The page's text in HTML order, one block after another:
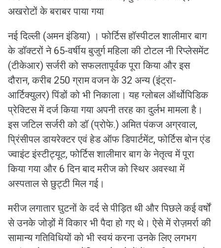
अखरोटों के बराबर पाया गया
नई दिल्ली (अमन इंडिया) । फोर्टिस हॉस्पीटल शालीमार बाग
के डॉक्टरों ने 65-वर्षीय बुजुर्ग महिला की टोटल नी रिप्लेसमेंट
(टीकेआर) सर्जरी को सफलतापूर्वक पूरा किया और इस
दौरान, करीब 250 ग्राम वजन के 32 अन्य (इंट्रा-
आर्टिक्युलर) पिंडों को भी निकाला। यह ग्लोबल ऑर्थोपिडिक
प्रेक्टिस में दर्ज किया गया अपनी तरह का दुर्लभ मामला है।
इस जटिल सर्जरी को डॉ (प्रोफे.) अमित पंकज अग्रवाल,
प्रिंसीपल डायरेक्टर एवं हेड ऑफ डिपार्टमेंट, फोर्टिस बोन एंड
ज्वाइंट इंस्टीट्यूट, फोर्टिस शालीमार बाग के नेतृत्व में पूरा
किया गया और 6 दिन बाद मरीज को स्थिर अवस्था में
अस्पताल से छुट्टी मिल गई।
मरीज लगातार घुटनों के दर्द से पीड़ित थी और पिछले कई वर्षों
से उनके जोड़ों में विकार भी पैदा हो गए थे। ऐसे में रोज़मर्रा की
सामान्य गतिविधियों को भी स्वयं करना उनके लिए लगभग